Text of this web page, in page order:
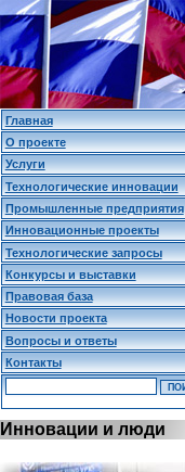
Главная
О проекте
Услуги
Технологические инновации
Промышленные предприятия
Инновационные проекты
Технологические запросы
Конкурсы и выставки
Правовая база
Новости проекта
Вопросы и ответы
Контакты
Инновации и люди